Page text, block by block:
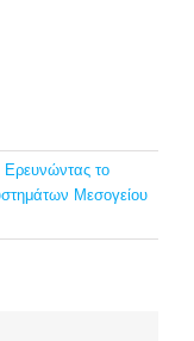
Ερευνώντας το
Μεσογείου